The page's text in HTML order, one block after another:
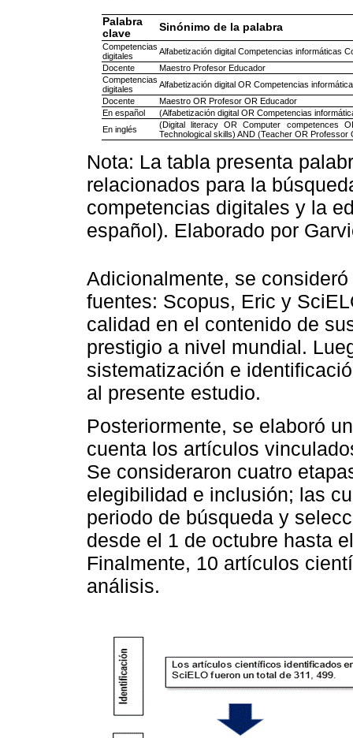
Palabra
clave
Sinónimo de la palabra
Competencias
digitales
Alfabetización digital Competencias informáticas
Docente
Maestro Profesor Educador
Competencias
digitales
Alfabetización digital OR Competencias
Docente
Maestro OR Profesor OR Educador
En español
(Alfabetización digital OR Competencias
En inglés
(Digital literacy OR Computer competences
Technological skills) AND (Teacher OR
Nota: La tabla presenta
relacionados para la
competencias digitales y la
español). Elaborado por
Adicionalmente, se
fuentes: Scopus, Eric y
calidad en el contenido de
prestigio a nivel mundial.
sistematización e
al presente estudio.
Posteriormente, se elaboró
cuenta los artículos
Se consideraron cuatro
elegibilidad e inclusión; las
periodo de búsqueda y
desde el 1 de octubre hasta
Finalmente, 10 artículos
análisis.